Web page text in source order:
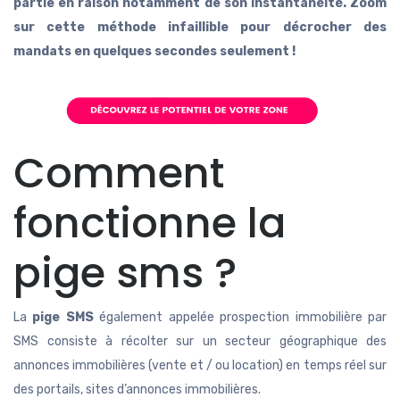
partie en raison notamment de son instantanéité. Zoom
sur cette méthode infaillible pour décrocher des
mandats en quelques secondes seulement !
Comment
fonctionne la
pige sms ?
La pige SMSégalement appelée prospection immobilière par
SMS consiste à récolter sur un secteur géographique des
annonces immobilières (vente et / ou location) en temps réel sur
des portails, sites d’annonces immobilières.